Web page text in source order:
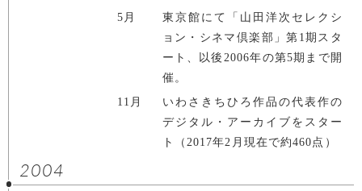
5月
東京館にて「山田洋次セレクシ
ョン・シネマ倶楽部」第1期スタ
ート、以後2006年の第5期まで開
催。
11月
いわさきちひろ作品の代表作の
デジタル・アーカイブをスター
ト（2017年2月現在で約460点）
2004